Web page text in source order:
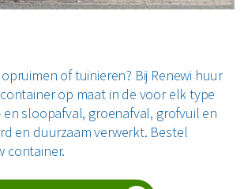
of tuinieren? Bij Renewi huur
op maat in de voor elk type
sloopafval, groenafval, grofvuil en
en duurzaam verwerkt. Bestel
container.